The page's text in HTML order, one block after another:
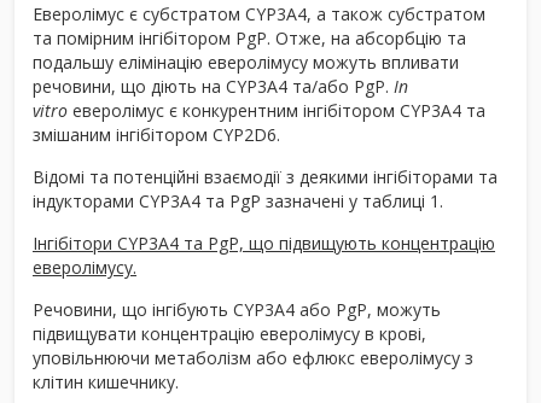
Еверолімус є субстратом CYP3A4, а також субстратом
та помірним інгібітором PgP. Отже, на абсорбцію та
подальшу елімінацію еверолімусу можуть впливати
речовини, що діють на CYP3A4 та/або PgP. In
vitro еверолімус є конкурентним інгібітором CYP3A4 та
змішаним інгібітором CYP2D6.
Відомі та потенційні взаємодії з деякими інгібіторами та
індукторами CYP3A4 та PgP зазначені у таблиці 1.
Інгібітори CYP3A4 та PgP, що підвищують концентрацію
еверолімусу.
Речовини, що інгібують CYP3A4 або PgP, можуть
підвищувати концентрацію еверолімусу в крові,
уповільнюючи метаболізм або ефлюкс еверолімусу з
клітин кишечнику.